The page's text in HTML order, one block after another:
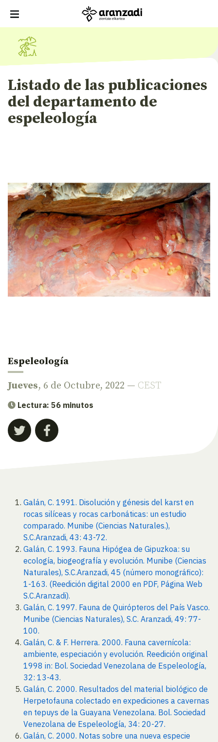
Listado de las publicaciones
del departamento de
espeleología
Espeleología
Jueves, 6 de Octubre, 2022 — CEST
Lectura: 56 minutos
Galán, C. 1991. Disolución y génesis del karst en
rocas silíceas y rocas carbonáticas: un estudio
comparado. Munibe (Ciencias Naturales.),
S.C.Aranzadi, 43: 43-72.
Galán, C. 1993. Fauna Hipógea de Gipuzkoa: su
ecología, biogeografía y evolución. Munibe (Ciencias
Naturales), S.C.Aranzadi, 45 (número monográfico):
1-163. (Reedición digital 2000 en PDF, Página Web
S.C.Aranzadi).
Galán, C. 1997. Fauna de Quirópteros del País Vasco.
Munibe (Ciencias Naturales), S.C. Aranzadi, 49: 77-
100.
Galán, C. & F. Herrera. 2000. Fauna cavernícola:
ambiente, especiación y evolución. Reedición original
1998 in: Bol. Sociedad Venezolana de Espeleología,
32: 13-43.
Galán, C. 2000. Resultados del material biológico de
Herpetofauna colectado en expediciones a cavernas
en tepuys de la Guayana Venezolana. Bol. Sociedad
Venezolana de Espeleología, 34: 20-27.
Galán, C. 2000. Notas sobre una nueva especie